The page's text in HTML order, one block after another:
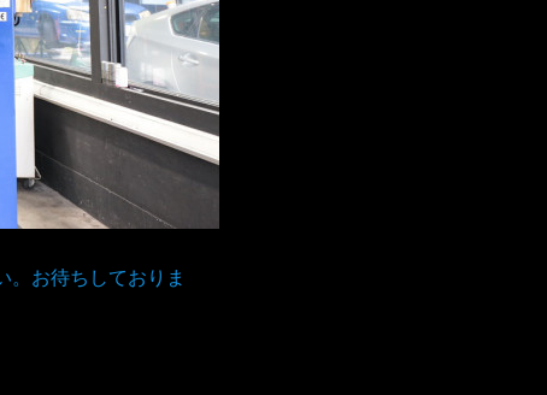
お待ちしておりま